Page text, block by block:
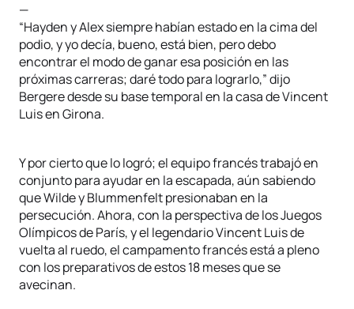
—
“Hayden y Alex siempre habían estado en la cima del
podio, y yo decía, bueno, está bien, pero debo
encontrar el modo de ganar esa posición en las
próximas carreras; daré todo para lograrlo,” dijo
Bergere desde su base temporal en la casa de Vincent
Luis en Girona.
Y por cierto que lo logró; el equipo francés trabajó en
conjunto para ayudar en la escapada, aún sabiendo
que Wilde y Blummenfelt presionaban en la
persecución. Ahora, con la perspectiva de los Juegos
Olímpicos de París, y el legendario Vincent Luis de
vuelta al ruedo, el campamento francés está a pleno
con los preparativos de estos 18 meses que se
avecinan.